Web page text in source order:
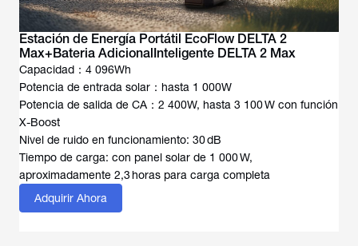
Estación de Energía Portátil EcoFlow DELTA 2
Max+Bateria AdicionalInteligente DELTA 2 Max
Capacidad：4 096Wh
Potencia de entrada solar：hasta 1 000W
Potencia de salida de CA：2 400W, hasta 3 100 W con función
X-Boost
Nivel de ruido en funcionamiento: 30 dB
Tiempo de carga: con panel solar de 1 000 W,
aproximadamente 2,3 horas para carga completa
Adquirir Ahora